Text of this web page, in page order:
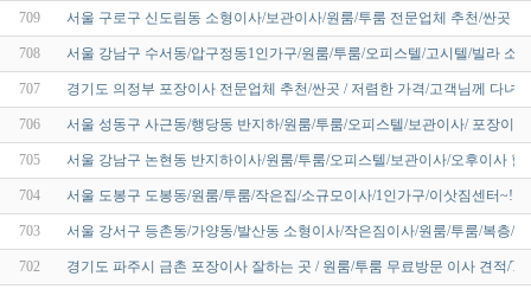
709 서울 구로구 신도림동 소형이사/보관이사/원룸/투룸 전문업체 추천/싼곳 /
708 서울 강남구 수서동/압구정동1인가구/원룸/투룸/오피스텔/고시텔/빌라 소
707 경기도 의정부 포장이사 전문업체 추천/싼곳 / 저렴한 가격/고객님께 다녀
706 서울 성동구 사근동/행당동 반지하/원룸/투룸/오피스텔/보관이사/ 포장이
705 서울 강남구 논현동 반지하이사/원룸/투룸/오피스텔/보관이사/오후이사
704 서울 도봉구 도봉동/원룸/투룸/작은집/소규모이사/1인가구/이삿짐센터~!
703 서울 강서구 등촌동/가양동/발산동 소형이사/작은짐이사/원룸/투룸/복층/
702 경기도 파주시 금촌 포장이사 잘하는 곳 / 원룸/투룸 무료방문 이사 견적/